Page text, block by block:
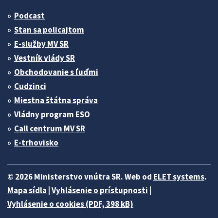
Podcast
Stan sa policajtom
E-služby MV SR
Vestník vlády SR
Obchodovanie s ľuďmi
Cudzinci
Miestna štátna správa
Vládny program ESO
Call centrum MV SR
E-trhovisko
© 2026 Ministerstvo vnútra SR. Web od ELET systems.
Mapa sídla Vyhlásenie o prístupnosti
Vyhlásenie o cookies (PDF, 398 kB)